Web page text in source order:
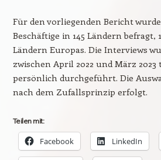
Für den vorliegenden Bericht
Beschäftige in 145 Ländern befragt,
Ländern Europas. Die Interviews
zwischen April 2022 und März
persönlich durchgeführt. Die
nach dem Zufallsprinzip erfolgt.
Teilen mit:
Facebook LinkedIn